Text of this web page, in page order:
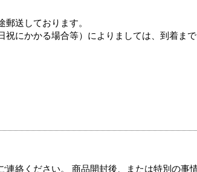
送しております。
にかかる場合等）によりましては、到着ま
絡ください。 商品開封後、または特別の事